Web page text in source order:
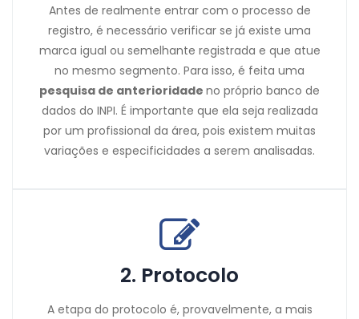
Antes de realmente entrar com o processo de
registro, é necessário verificar se já existe uma
marca igual ou semelhante registrada e que atue
no mesmo segmento. Para isso, é feita uma
pesquisa de anterioridade no próprio banco de
dados do INPI. É importante que ela seja realizada
por um profissional da área, pois existem muitas
variações e especificidades a serem analisadas.
2. Protocolo
A etapa do protocolo é, provavelmente, a mais